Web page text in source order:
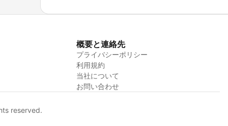
概要と連絡先
プライバシーポリシー
利用規約
当社について
お問い合わせ
reserved.